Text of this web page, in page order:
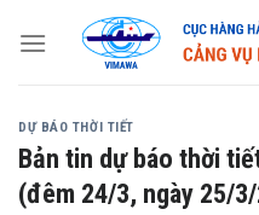
DỰ BÁO THỜI TIẾT
Bản tin dự báo thời
(đêm 24/3, ngày 25/